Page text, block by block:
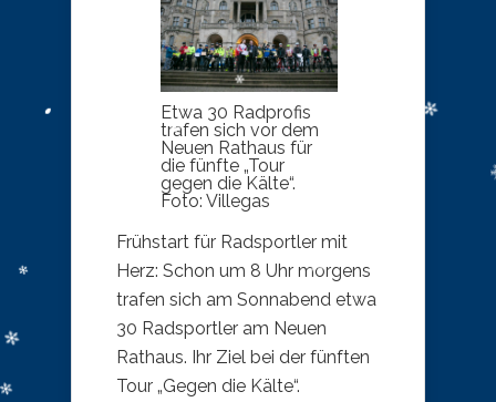
Etwa 30 Radprofis
trafen sich vor dem
Neuen Rathaus für
die fünfte „Tour
gegen die Kälte“.
Foto: Villegas
Frühstart für Radsportler mit
Herz: Schon um 8 Uhr morgens
trafen sich am Sonnabend etwa
30 Radsportler am Neuen
Rathaus. Ihr Ziel bei der fünften
Tour „Gegen die Kälte“.